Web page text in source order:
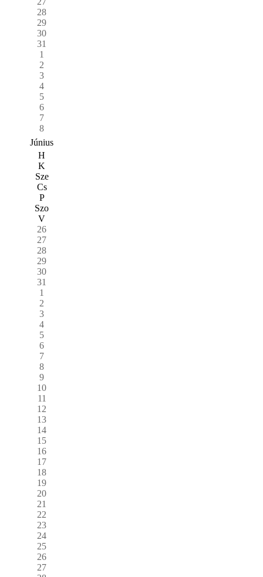
28
29
30
31
1
2
3
4
5
6
7
8
Június
H
K
Sze
Cs
P
Szo
V
26
27
28
29
30
31
1
2
3
4
5
6
7
8
9
10
11
12
13
14
15
16
17
18
19
20
21
22
23
24
25
26
27